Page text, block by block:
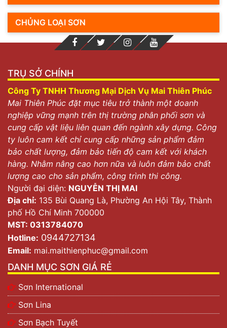
CHỦNG LOẠI SƠN
TRỤ SỞ CHÍNH
Công Ty TNHH Thương Mại Dịch Vụ Mai Thiên Phúc
Mai Thiên Phúc đặt mục tiêu trở thành một doanh
nghiệp vững mạnh trên thị trường phân phối sơn và
cung cấp vật liệu liên quan đến ngành xây dựng. Công
ty luôn cam kết chỉ cung cấp những sản phẩm đảm
bảo chất lượng, đảm bảo tiến độ cam kết với khách
hàng. Nhằm nâng cao hơn nữa và luôn đảm bảo chất
lượng cao cho sản phẩm, công trình thi công.
Người đại diện: NGUYỄN THỊ MAI
Địa chỉ: 135 Bùi Quang Là, Phường An Hội Tây, Thành
phố Hồ Chí Minh 700000
MST: 0313784070
Hotline: 0944727134
Email: mai.maithienphuc@gmail.com
DANH MỤC SƠN GIÁ RẺ
Sơn International
Sơn Lina
Sơn Bạch Tuyết